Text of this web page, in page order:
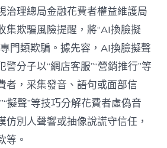
——
“lier
來
電，
聲
響
容
貌
和
我
家
治理總局金融花費者權益維護局
集欺騙風險提醒，將“AI換臉擬
門類欺騙。據先容，AI換臉擬聲
分子以“網店客服”“營銷推行”等
者，采集發音、語句或面部信
擬聲”等技巧分解花費者虛偽音
仿別人聲響或抽像說謊守信任，
等。